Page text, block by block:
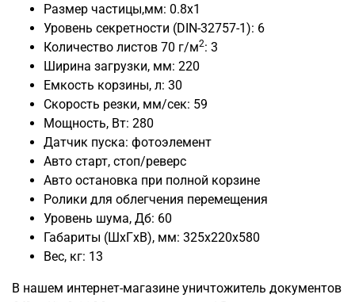
Размер частицы,мм: 0.8x1
Уровень секретности (DIN-32757-1): 6
Количество листов 70 г/м2: 3
Ширина загрузки, мм: 220
Емкость корзины, л: 30
Скорость резки, мм/сек: 59
Мощность, Вт: 280
Датчик пуска: фотоэлемент
Авто старт, стоп/реверс
Авто остановка при полной корзине
Ролики для облегчения перемещения
Уровень шума, Дб: 60
Габариты (ШxГxВ), мм: 325x220x580
Вес, кг: 13
В нашем интернет-магазине уничтожитель документов